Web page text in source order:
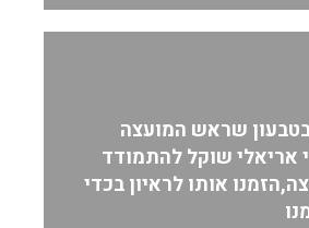
שראש המועצה
אריאלי שוקל להתמודד
אותו לראיון בכדי